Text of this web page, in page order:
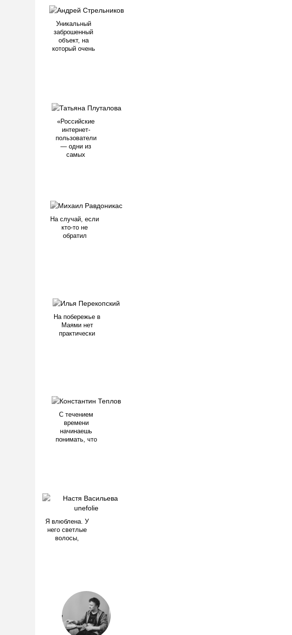
Уникальный
заброшенный
объект, на
который очень
«Российские
интернет-
пользователи
— одни из
самых
На случай, если
кто-то не
обратил
На побережье в
Маями нет
практически
С течением
времени
начинаешь
понимать, что
Я влюблена. У
него светлые
волосы,